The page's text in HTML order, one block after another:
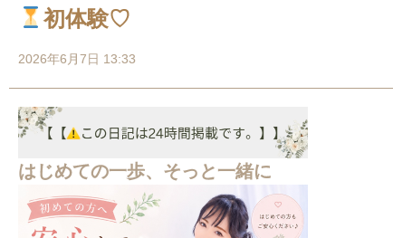
初体験♡
2026年6月7日 13:33
はじめての一歩、そっと一緒に